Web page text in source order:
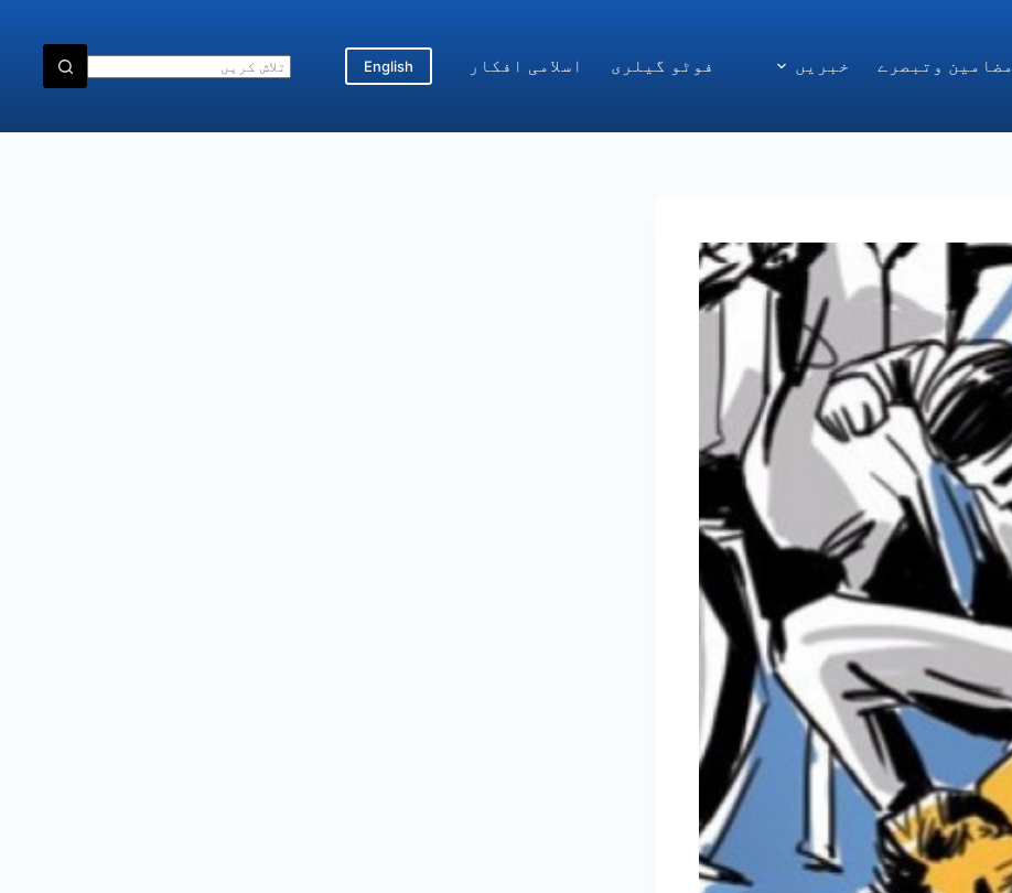
مضامین وتبصرے خبریں فوٹو گیلری اسلامی افکار English